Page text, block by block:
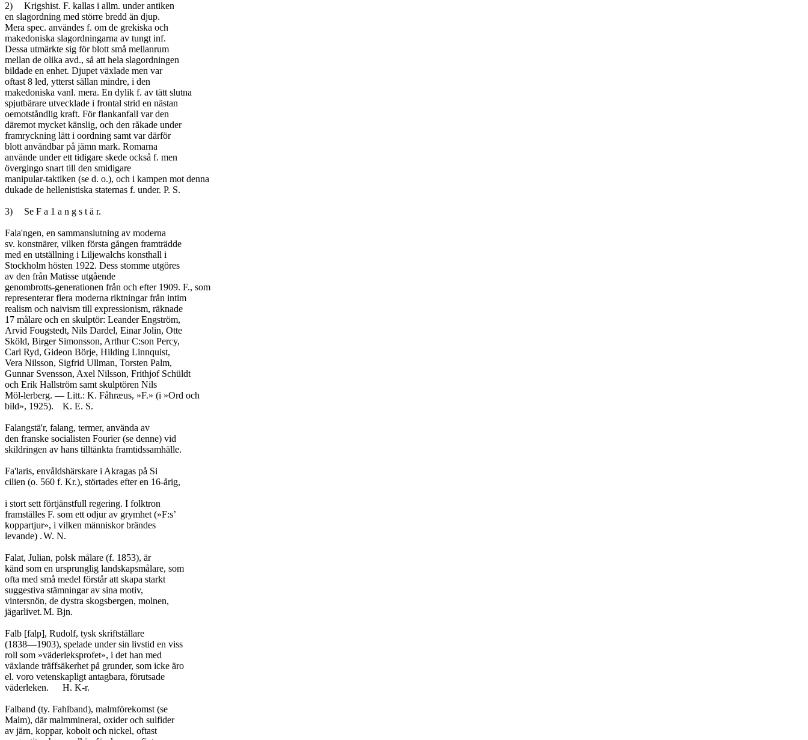
2)	Krigshist. F. kallas i allm. under antiken
en slagordning med större bredd än djup.
Mera spec. användes f. om de grekiska och
makedoniska slagordningarna av tungt inf.
Dessa utmärkte sig för blott små mellanrum
mellan de olika avd., så att hela slagordningen
bildade en enhet. Djupet växlade men var
oftast 8 led, ytterst sällan mindre, i den
makedoniska vanl. mera. En dylik f. av tätt slutna
spjutbärare utvecklade i frontal strid en nästan
oemotståndlig kraft. För flankanfall var den
däremot mycket känslig, och den råkade under
framryckning lätt i oordning samt var därför
blott användbar på jämn mark. Romarna
använde under ett tidigare skede också f. men
övergingo snart till den smidigare
manipular-taktiken (se d. o.), och i kampen mot denna
dukade de hellenistiska staternas f. under. P. S.
3)	Se F a 1 a n g s t ä r.
Fala'ngen, en sammanslutning av moderna
sv. konstnärer, vilken första gången framträdde
med en utställning i Liljewalchs konsthall i
Stockholm hösten 1922. Dess stomme utgöres
av den från Matisse utgående
genombrotts-generationen från och efter 1909. F., som
representerar flera moderna riktningar från intim
realism och naivism till expressionism, räknade
17 målare och en skulptör: Leander Engström,
Arvid Fougstedt, Nils Dardel, Einar Jolin, Otte
Sköld, Birger Simonsson, Arthur C:son Percy,
Carl Ryd, Gideon Börje, Hilding Linnquist,
Vera Nilsson, Sigfrid Ullman, Torsten Palm,
Gunnar Svensson, Axel Nilsson, Frithjof Schüldt
och Erik Hallström samt skulptören Nils
Möl-lerberg. — Litt.: K. Fåhræus, »F.» (i »Ord och
bild», 1925).	K. E. S.
Falangstä'r, falang, termer, använda av
den franske socialisten Fourier (se denne) vid
skildringen av hans tilltänkta framtidssamhälle.
Fa'laris, envåldshärskare i Akragas på Si
cilien (o. 560 f. Kr.), störtades efter en 16-årig,
i stort sett förtjänstfull regering. I folktron
framställes F. som ett odjur av grymhet (»F:s’
koppartjur», i vilken människor brändes
levande) .	W. N.
Falat, Julian, polsk målare (f. 1853), är
känd som en ursprunglig landskapsmålare, som
ofta med små medel förstår att skapa starkt
suggestiva stämningar av sina motiv,
vintersnön, de dystra skogsbergen, molnen,
jägarlivet.	M. Bjn.
Falb [falp], Rudolf, tysk skriftställare
(1838—1903), spelade under sin livstid en viss
roll som »väderleksprofet», i det han med
växlande träffsäkerhet på grunder, som icke äro
el. voro vetenskapligt antagbara, förutsade
väderleken.	H. K-r.
Falband (ty. Fahlband), malmförekomst (se
Malm), där malmmineral, oxider och sulfider
av järn, koppar, kobolt och nickel, oftast